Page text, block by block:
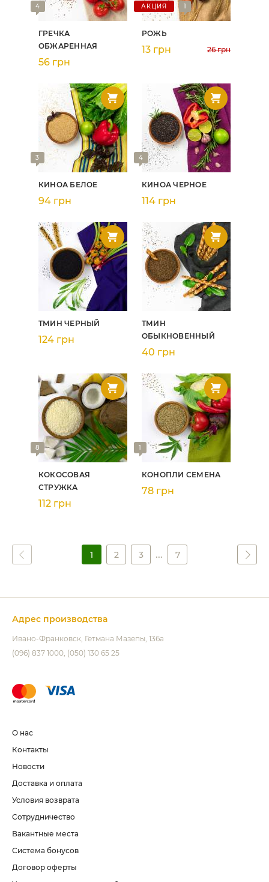
4
ГРЕЧКА
ОБЖАРЕННАЯ
56 грн
АКЦИЯ 1
РОЖЬ
13 грн 26 грн
3
КИНОА БЕЛОЕ
94 грн
4
КИНОА ЧЕРНОЕ
114 грн
ТМИН ЧЕРНЫЙ
124 грн
ТМИН
ОБЫКНОВЕННЫЙ
40 грн
8
КОКОСОВАЯ
СТРУЖКА
112 грн
1
КОНОПЛИ СЕМЕНА
78 грн
1 2 3 ... 7
Адрес производства
Ивано-Франковск Гетмана Мазепы, 136а
(096) 837 1000 (050) 130 65 25
О нас
Контакты
Новости
Доставка и оплата
Условия возврата
Сотрудничество
Вакантные места
Система бонусов
Договор оферты